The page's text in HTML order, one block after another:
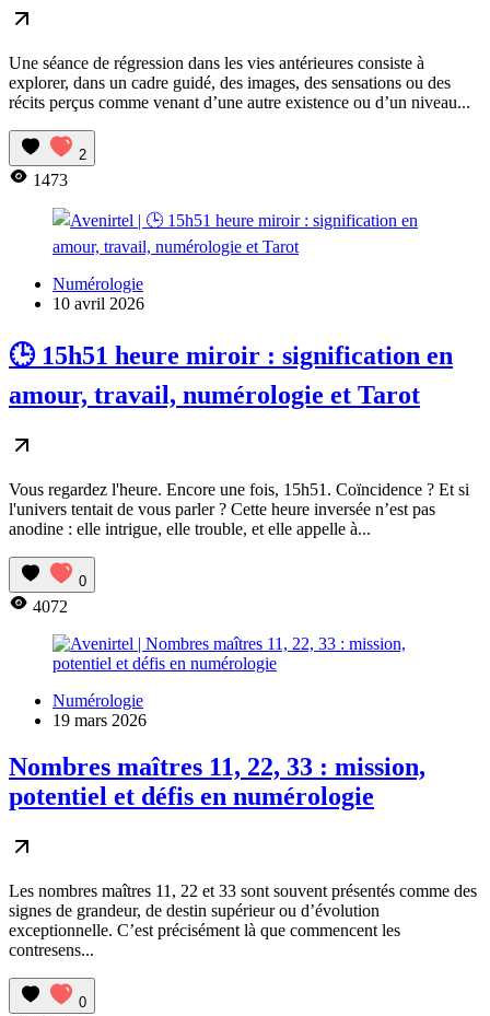
Une séance de régression dans les vies antérieures consiste à
explorer, dans un cadre guidé, des images, des sensations ou des
récits perçus comme venant d’une autre existence ou d’un niveau...
2
1473
Numérologie
10 avril 2026
🕒 15h51 heure miroir : signification en
amour, travail, numérologie et Tarot
Vous regardez l'heure. Encore une fois, 15h51. Coïncidence ? Et si
l'univers tentait de vous parler ? Cette heure inversée n’est pas
anodine : elle intrigue, elle trouble, et elle appelle à...
0
4072
Numérologie
19 mars 2026
Nombres maîtres 11, 22, 33 : mission,
potentiel et défis en numérologie
Les nombres maîtres 11, 22 et 33 sont souvent présentés comme des
signes de grandeur, de destin supérieur ou d’évolution
exceptionnelle. C’est précisément là que commencent les
contresens...
0